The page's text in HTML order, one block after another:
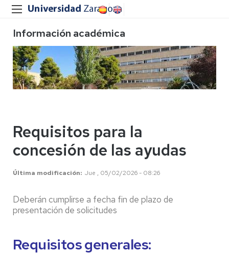
Información académica
Requisitos para la
concesión de las ayudas
Última modificación Jue , 05/02/2026 - 08:26
Deberán cumplirse a fecha fin de plazo de
presentación de solicitudes
Requisitos generales: